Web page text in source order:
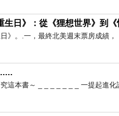
好搭
生日》：從《狸想世界》到《
》。.一，最終北美週末票房成績
這本書～ _ _ _ _ _ _ _ 一提起進